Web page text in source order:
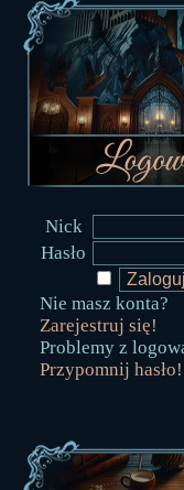
Nick
Hasło
Nie masz konta?
Zarejestruj się!
Problemy z
Przypomnij hasło!